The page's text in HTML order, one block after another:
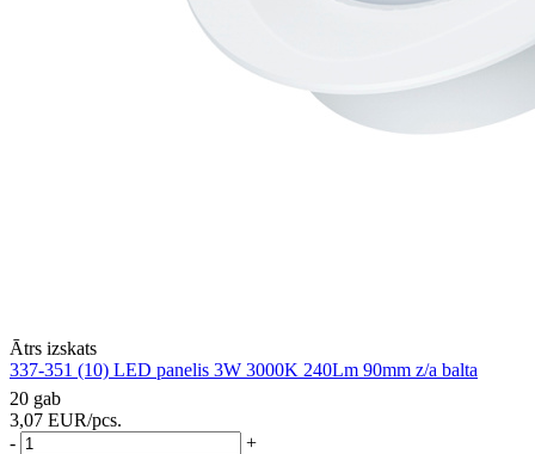
Ātrs izskats
337-351 (10) LED panelis 3W 3000K 240Lm 90mm z/a balta
20 gab
3,07 EUR/pcs.
-
+